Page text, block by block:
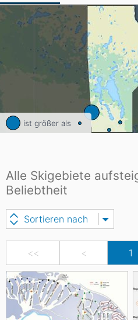
ist größer als
Alle Skigebiete
Beliebtheit
<< < 1
Sortieren nach